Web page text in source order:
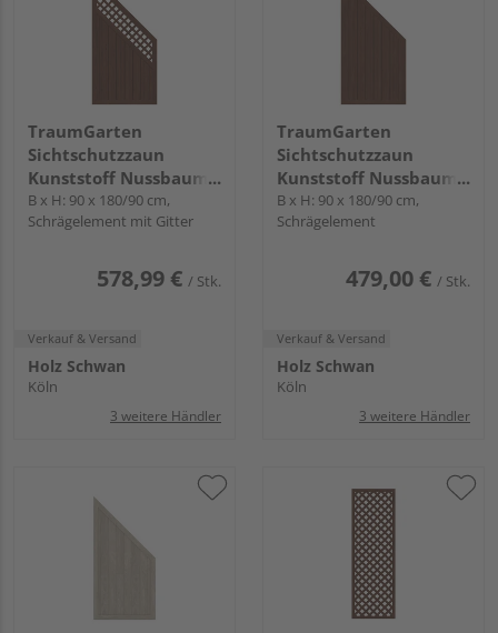
TraumGarten
Sichtschutzzaun
Kunststoff Nussbaum
"LONGLIFE RIVA"
B x H: 90 x 180/90 cm,
Schrägelement mit Gitter
578,99 € / Stk.
Verkauf & Versand
Holz Schwan
Köln
3 weitere Händler
TraumGarten
Sichtschutzzaun
Kunststoff Nussbaum
"LONGLIFE RIVA"
B x H: 90 x 180/90 cm,
Schrägelement
479,00 € / Stk.
Verkauf & Versand
Holz Schwan
Köln
3 weitere Händler